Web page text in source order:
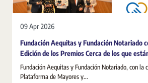
09 Apr 2026
Fundación Aequitas y Fundación Notariado
Edición de los Premios Cerca de los que
Fundación Aequitas y Fundación Notariado, con la
Plataforma de Mayores y...